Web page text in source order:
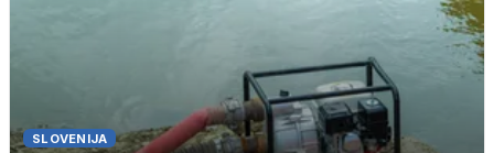
SLOVENIJA